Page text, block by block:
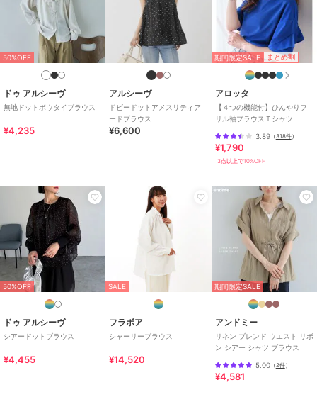
50%OFF
ドゥ アルシーヴ
無地ドットボウタイブラウス
¥4,235
アルシーヴ
ドビードットアメスリティア
ードブラウス
¥6,600
期間限定SALE まとめ割
アロッタ
【４つの機能付】ひんやりフ
リル袖ブラウスＴシャツ
3.89（318件）
¥1,790
3点以上で10%OFF
50%OFF
ドゥ アルシーヴ
シアードットブラウス
¥4,455
SALE
フラボア
シャーリーブラウス
¥14,520
期間限定SALE
アンドミー
リネン ブレンド ウエスト リボ
ン シアー シャツ ブラウス
5.00（2件）
¥4,581